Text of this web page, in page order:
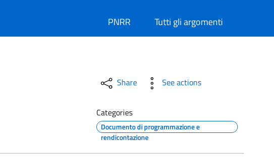
PNRR
Tutti gli argomenti
Share See actions
Categories
Documento di programmazione e
rendicontazione